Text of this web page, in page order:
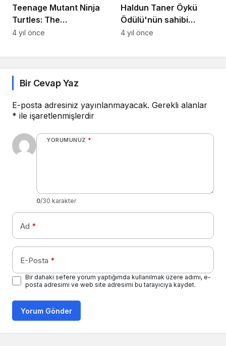
Teenage Mutant Ninja
Turtles: The
Cowabunga Collection,
4 yıl önce
Haldun Taner Öykü
Ödülü'nün sahibi
Burçe Bahadır oldu
4 yıl önce
Bir Cevap Yaz
E-posta adresiniz yayınlanmayacak. Gerekli alanlar
* ile işaretlenmişlerdir
YORUMUNUZ *
0/30 karakter
Ad *
E-Posta *
Bir dahaki sefere yorum yaptığımda kullanılmak üzere adımı, e-
posta adresimi ve web site adresimi bu tarayıcıya kaydet.
Yorum Gönder